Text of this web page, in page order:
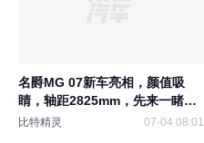
名爵MG 07新车亮相，颜值吸
睛，轴距2825mm，先来一睹为
快，全新新能源轿跑配置拉满，
比特精灵 07-04 08:01